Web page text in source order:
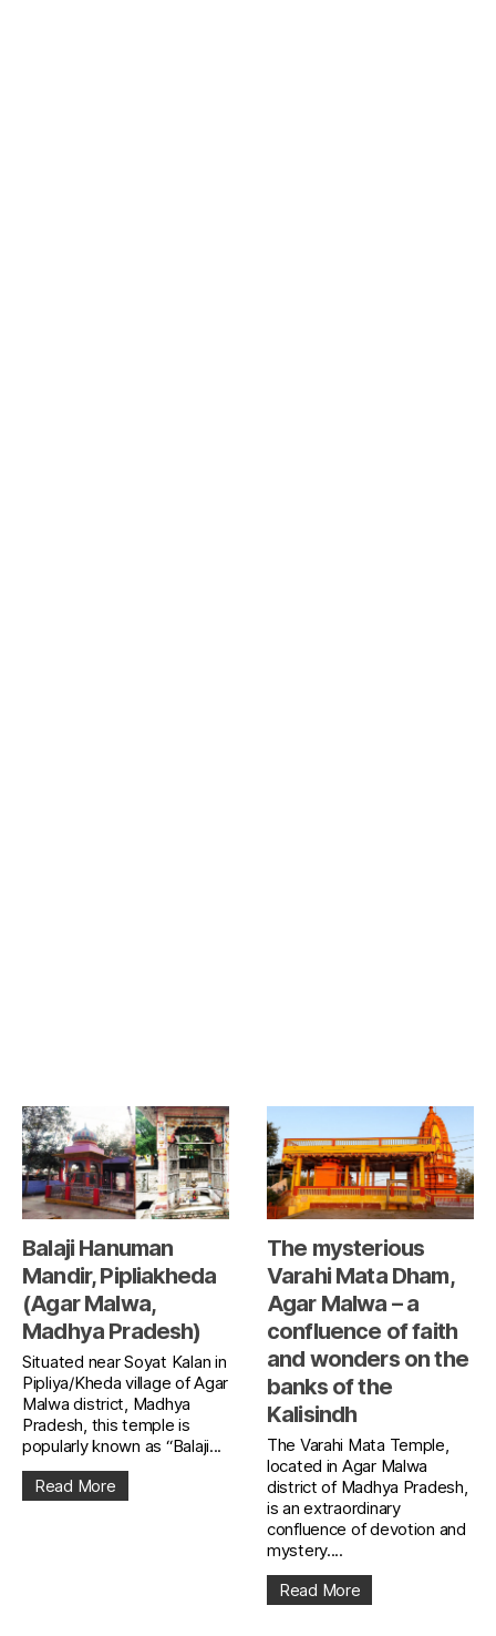
Balaji Hanuman
Mandir, Pipliakheda
(Agar Malwa,
Madhya Pradesh)
Situated near Soyat Kalan in
Pipliya/Kheda village of Agar
Malwa district, Madhya
Pradesh, this temple is
popularly known as “Balaji...
Read More
The mysterious
Varahi Mata Dham,
Agar Malwa – a
confluence of faith
and wonders on the
banks of the
Kalisindh
The Varahi Mata Temple,
located in Agar Malwa
district of Madhya Pradesh,
is an extraordinary
confluence of devotion and
mystery....
Read More